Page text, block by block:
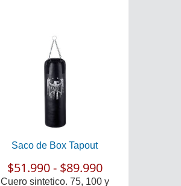
Saco de Box Tapout
$51.990 - $89.990
Cuero sintetico. 75, 100 y